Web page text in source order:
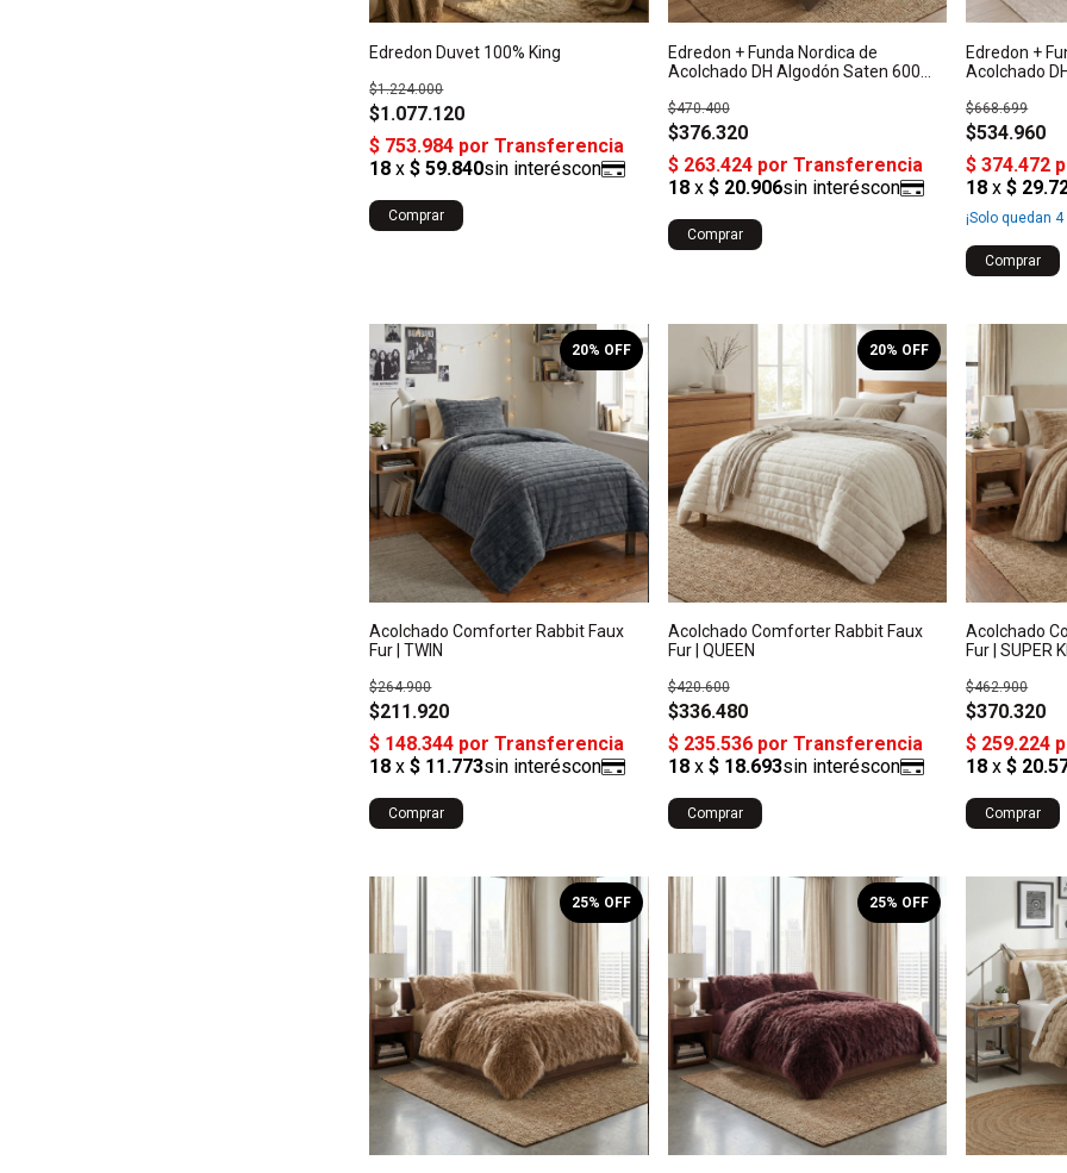
Edredon Duvet 100% King
$1.077.120
$1.224.000
Comprar
Edredon + Funda Nordica de
Acolchado DH Algodón Saten 600
$376.320
$470.400
Comprar
Edredon +
Acolchado
$534.960
$668.699
¡Solo quedan4
Comprar
Acolchado Comforter Rabbit Faux
Fur | TWIN
$211.920
$264.900
20% OFF
Comprar
Acolchado Comforter Rabbit Faux
Fur | QUEEN
$336.480
$420.600
20% OFF
Comprar
Acolchado
Fur | SUPER
$370.320
$462.900
Comprar
25% OFF 25% OFF